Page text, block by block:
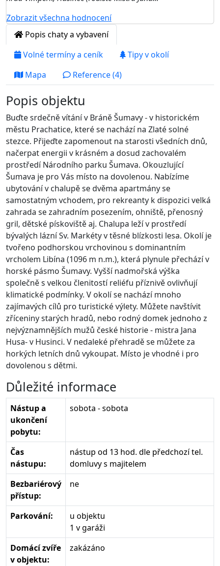
Zobrazit všechna hodnocení
Popis chaty a vybavení
Volné termíny a ceník
Tipy v okolí
Mapa
Reference (4)
Popis objektu
Buďte srdečně vítání v Bráně Šumavy - v historickém
městu Prachatice, které se nachází na Zlaté solné
stezce. Přijeďte zapomenout na starosti všedních dnů,
načerpat energii v krásném a dosud zachovalém
prostředí Národního parku Šumava. Okouzlující
Šumava je pro Vás místo na dovolenou. Nabízíme
ubytování v chalupě se dvěma apartmány se
samostatným vchodem, pro rekreanty k dispozici velká
zahrada se zahradním posezením, ohniště, přenosný
gril, dětské pískoviště aj. Chalupa leží v prostředí
bývalých lázní Sv. Markéty v těsné blízkosti lesa. Okolí je
tvořeno podhorskou vrchovinou s dominantním
vrcholem Libína (1096 m n.m.), která plynule přechází v
horské pásmo Šumavy. Vyšší nadmořská výška
společně s velkou členitostí reliéfu příznivě ovlivňují
klimatické podmínky. V okolí se nachází mnoho
zajímavých cílů pro turistické výlety. Můžete navštívit
zříceniny starých hradů, nebo rodný domek jednoho z
nejvýznamnějších mužů české historie - mistra Jana
Husa- v Husinci. V nedaleké přehradě se můžete za
horkých letních dnů vykoupat. Místo je vhodné i pro
dovolenou s dětmi.
Důležité informace
Nástup a
ukončení
pobytu:
sobota - sobota
Čas
nástupu:
nástup od 13 hod. dle předchozí tel.
domluvy s majitelem
Bezbariérový
přístup:
ne
Parkování:
u objektu
1 v garáži
Domácí zvíře
v objektu:
zakázáno